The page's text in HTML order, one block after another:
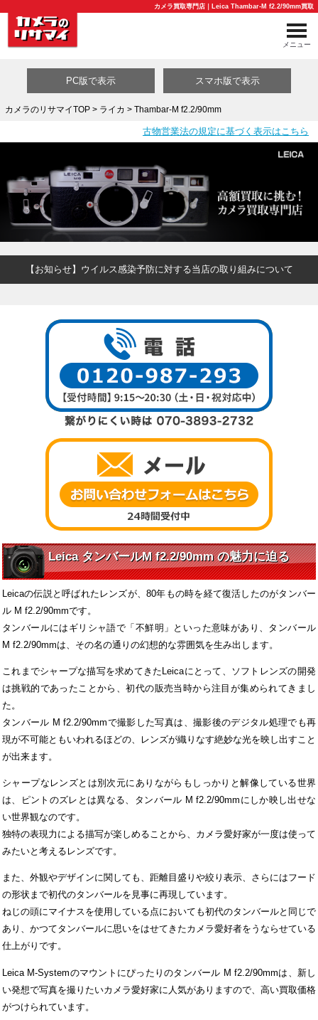
カメラ買取専門店｜Leica Thambar-M f2.2/90mm買取
メニュー
買取カテゴリ一覧
PC版で表示 スマホ版で表示
カメラのリサマイTOP> ライカ > Thambar-M f2.2/90mm
古物営業法の規定に基づく表示はこちら
【お知らせ】ウイルス感染予防に対する当店の取り組みについて
Leica タンバールM f2.2/90mm の魅力に迫る
Leicaの伝説と呼ばれたレンズが、80年もの時を経て復活したのがタンバー
ル M f2.2/90mmです。
タンバールにはギリシャ語で「不鮮明」といった意味があり、タンバール
M f2.2/90mmは、その名の通りの幻想的な雰囲気を生み出します。
これまでシャープな描写を求めてきたLeicaにとって、ソフトレンズの開発
は挑戦的であったことから、初代の販売当時から注目が集められてきまし
た。
タンバール M f2.2/90mmで撮影した写真は、撮影後のデジタル処理でも再
現が不可能ともいわれるほどの、レンズが織りなす絶妙な光を映し出すこと
が出来ます。
シャープなレンズとは別次元にありながらもしっかりと解像している世界
は、ピントのズレとは異なる、タンバール M f2.2/90mmにしか映し出せな
い世界観なのです。
独特の表現力による描写が楽しめることから、カメラ愛好家が一度は使って
みたいと考えるレンズです。
また、外観やデザインに関しても、距離目盛りや絞り表示、さらにはフード
の形状まで初代のタンバールを見事に再現しています。
ねじの頭にマイナスを使用している点においても初代のタンバールと同じで
あり、かつてタンバールに思いをはせてきたカメラ愛好者をうならせている
仕上がりです。
Leica M-Systemのマウントにぴったりのタンバール M f2.2/90mmは、新し
い発想で写真を撮りたいカメラ愛好家に人気がありますので、高い買取価格
がつけられています。